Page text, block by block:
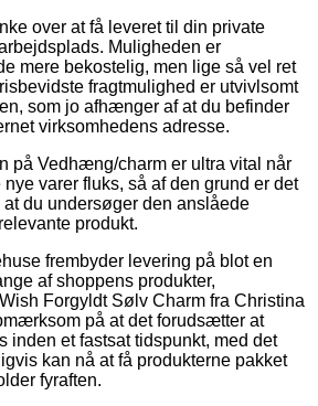
over at få leveret til din private
Muligheden er
mere bekostelig, men lige så vel ret
fragtmulighed er utvivlsomt
som jo afhænger af at du befinder
virksomhedens adresse.
på Vedhæng/charm er ultra vital når
varer fluks, så af den grund er det
du undersøger den anslåede
produkt.
frembyder levering på blot en
af shoppens produkter,
Forgyldt Sølv Charm fra Christina
på at det forudsætter at
inden et fastsat tidspunkt, med det
kan nå at få produkterne pakket
fyraften.